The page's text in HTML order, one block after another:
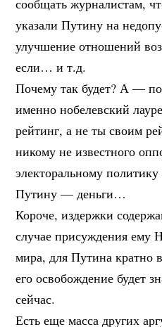
сообщать журналистам,
указали Путину на
улучшение отношений
если… и т.д.
Почему так будет? А —
именно нобелевский
рейтинг, а не ты своим
никому не известного
электоральному
Путину — деньги…
Короче, издержки
случае присуждения ему
мира, для Путина кратно
его освобождение будет
сейчас.
Есть еще масса других